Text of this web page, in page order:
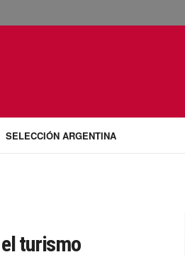
SELECCIÓN ARGENTINA
turismo